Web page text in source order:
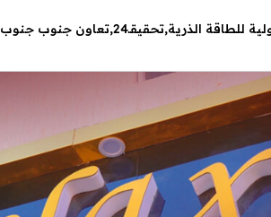
للطاقة الذرية تحقيقـ24 تعاون جنوب جنوب